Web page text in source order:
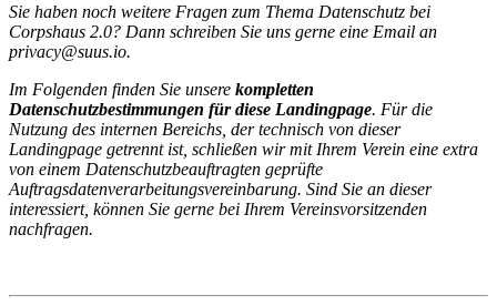
Sie haben noch weitere Fragen zum Thema Datenschutz bei
Corpshaus 2.0? Dann schreiben Sie uns gerne eine Email an
privacy@suus.io.
Im Folgenden finden Sie unsere kompletten
Datenschutzbestimmungen für diese Landingpage. Für die
Nutzung des internen Bereichs, der technisch von dieser
Landingpage getrennt ist, schließen wir mit Ihrem Verein eine extra
von einem Datenschutzbeauftragten geprüfte
Auftragsdatenverarbeitungsvereinbarung. Sind Sie an dieser
interessiert, können Sie gerne bei Ihrem Vereinsvorsitzenden
nachfragen.